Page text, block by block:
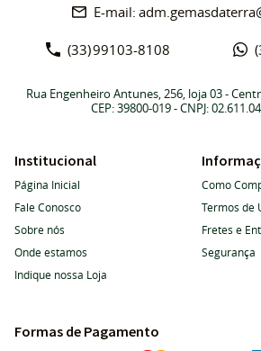
(33)99103-8108
Rua Engenheiro Antunes, 256, loja 03-
CEP: 39800-019- CNPJ:
Institucional
Página Inicial
Fale Conosco
Sobre nós
Onde estamos
Indique nossa Loja
Como
Termos de
Fretes e
Segurança
Formas de Pagamento